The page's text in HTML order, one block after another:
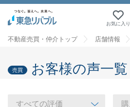
お気に入り
不動産売買・仲介トップ 店舗情報
売買 お客様の声一覧